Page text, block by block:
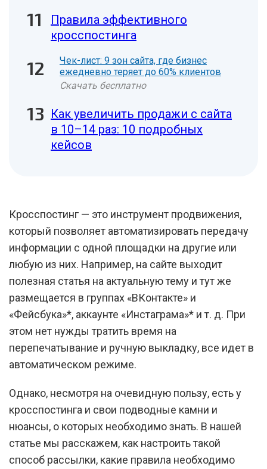
Правила эффективного
кросспостинга
Чек-лист: 9 зон сайта, где бизнес
ежедневно теряет до 60% клиентов
Скачать бесплатно
Как увеличить продажи с сайта
в 10–14 раз: 10 подробных
кейсов
Кросспостинг — это инструмент продвижения,
который позволяет автоматизировать передачу
информации с одной площадки на другие или
любую из них. Например, на сайте выходит
полезная статья на актуальную тему и тут же
размещается в группах «ВКонтакте» и
«Фейсбука»*, аккаунте «Инстаграма»* и т. д. При
этом нет нужды тратить время на
перепечатывание и ручную выкладку, все идет в
автоматическом режиме.
Однако, несмотря на очевидную пользу, есть у
кросспостинга и свои подводные камни и
нюансы, о которых необходимо знать. В нашей
статье мы расскажем, как настроить такой
способ рассылки, какие правила необходимо